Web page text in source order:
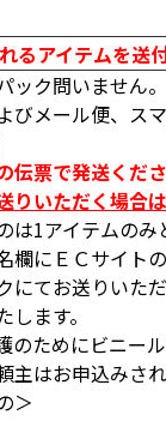
るアイテムを送
ック問いません。
びメール便、
伝票で発送くださ
りいただく場合
は1アイテムのみ
欄にＥＣサイト
にてお送りいた
ます。
のためにビニー
主はお申込みさ
＞